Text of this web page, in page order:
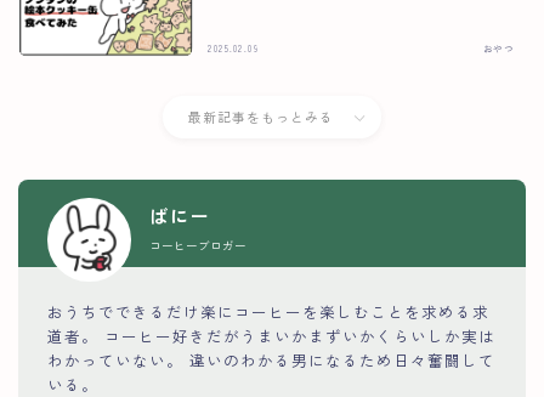
2025.02.09 おやつ
最新記事をもっとみる
ばにー
コーヒーブロガー
おうちでできるだけ楽にコーヒーを楽しむことを求める求
道者。 コーヒー好きだがうまいかまずいかくらいしか実は
わかっていない。 違いのわかる男になるため日々奮闘して
いる。